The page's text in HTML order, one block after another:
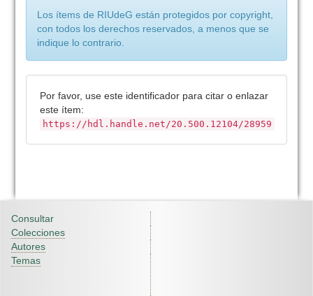
Los ítems de RIUdeG están protegidos por copyright,
con todos los derechos reservados, a menos que se
indique lo contrario.
Por favor, use este identificador para citar o enlazar
este ítem:
https://hdl.handle.net/20.500.12104/28959
Consultar
Colecciones
Autores
Temas